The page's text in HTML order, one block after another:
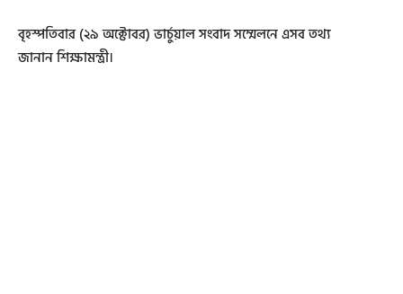
বৃহস্পতিবার (২৯ অক্টোবর) ভার্চুয়াল সংবাদ সম্মেলনে এসব তথ্য
জানান শিক্ষামন্ত্রী।